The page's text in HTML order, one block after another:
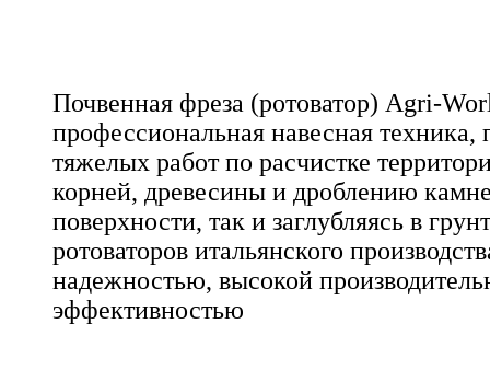
Почвенная фреза (ротоватор) Agri-
профессиональная навесная техника,
тяжелых работ по расчистке
корней, древесины и дроблению
поверхности, так и заглубляясь в
ротоваторов итальянского
надежностью, высокой
эффективностью